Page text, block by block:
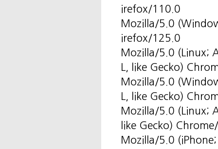
irefox/110.0
Mozilla/5.0
irefox/125.0
Mozilla/5.0 (Linux;
L, like Gecko)
Mozilla/5.0
L, like Gecko)
Mozilla/5.0 (Linux;
like Gecko)
Mozilla/5.0